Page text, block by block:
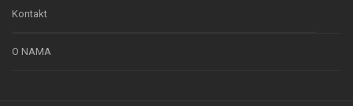
Kontakt
O NAMA